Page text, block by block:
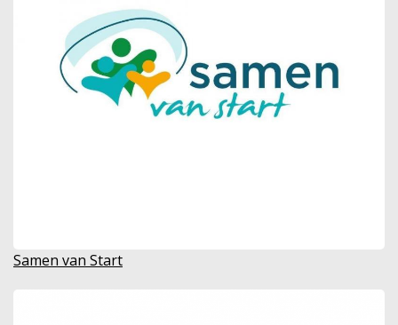
Samen van Start